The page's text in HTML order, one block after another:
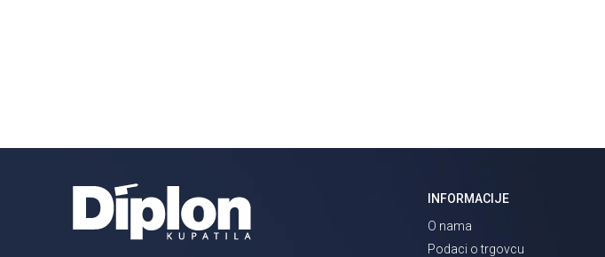
INFORMACIJE
O nama
Podaci o trgovcu